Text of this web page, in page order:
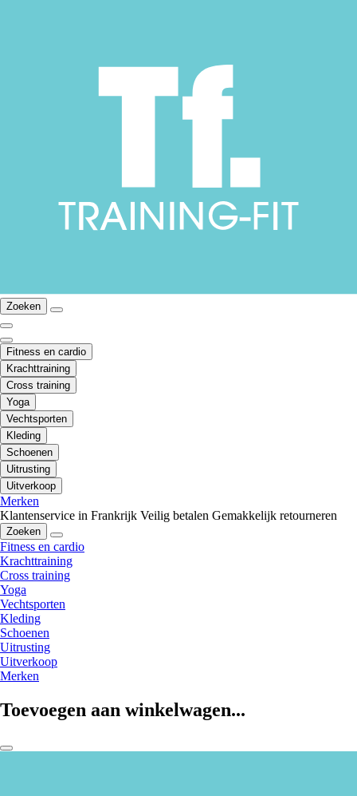
Zoeken
Fitness en cardio
Krachttraining
Cross training
Yoga
Vechtsporten
Kleding
Schoenen
Uitrusting
Uitverkoop
Merken
Klantenservice in Frankrijk Veilig betalen Gemakkelijk retourneren
Zoeken
Fitness en cardio
Krachttraining
Cross training
Yoga
Vechtsporten
Kleding
Schoenen
Uitrusting
Uitverkoop
Merken
Toevoegen aan winkelwagen...